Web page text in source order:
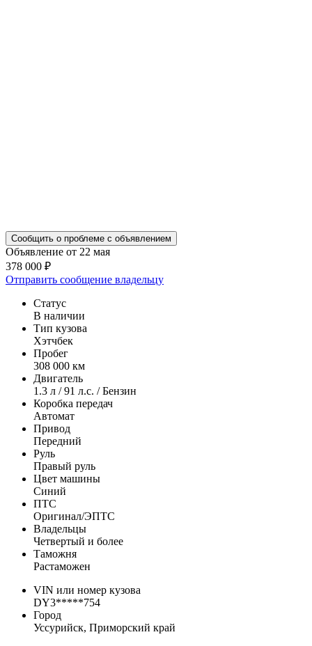
Сообщить о проблеме с объявлением
Объявление от 22 мая
378 000 ₽
Отправить сообщение владельцу
Статус
В наличии
Тип кузова
Хэтчбек
Пробег
308 000 км
Двигатель
1.3 л / 91 л.с. / Бензин
Коробка передач
Автомат
Привод
Передний
Руль
Правый руль
Цвет машины
Синий
ПТС
Оригинал/ЭПТС
Владельцы
Четвертый и более
Таможня
Растаможен
VIN или номер кузова
DY3*****754
Город
Уссурийск, Приморский край